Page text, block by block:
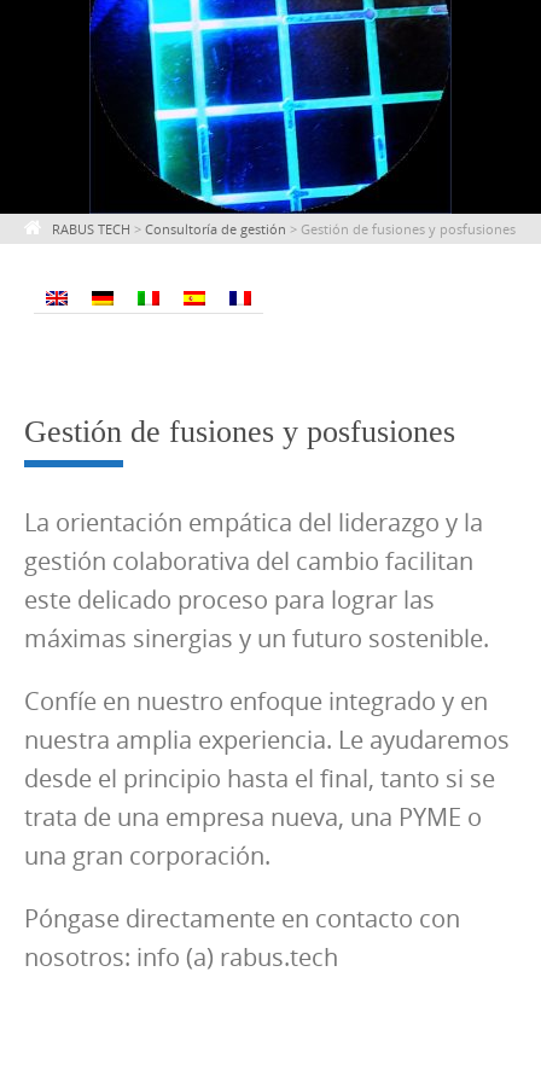
RABUS TECH > Consultoría de gestión > Gestión de fusiones y posfusiones
Gestión de fusiones y posfusiones
La orientación empática del liderazgo y la
gestión colaborativa del cambio facilitan
este delicado proceso para lograr las
máximas sinergias y un futuro sostenible.
Confíe en nuestro enfoque integrado y en
nuestra amplia experiencia. Le ayudaremos
desde el principio hasta el final, tanto si se
trata de una empresa nueva, una PYME o
una gran corporación.
Póngase directamente en contacto con
nosotros: info (a) rabus.tech